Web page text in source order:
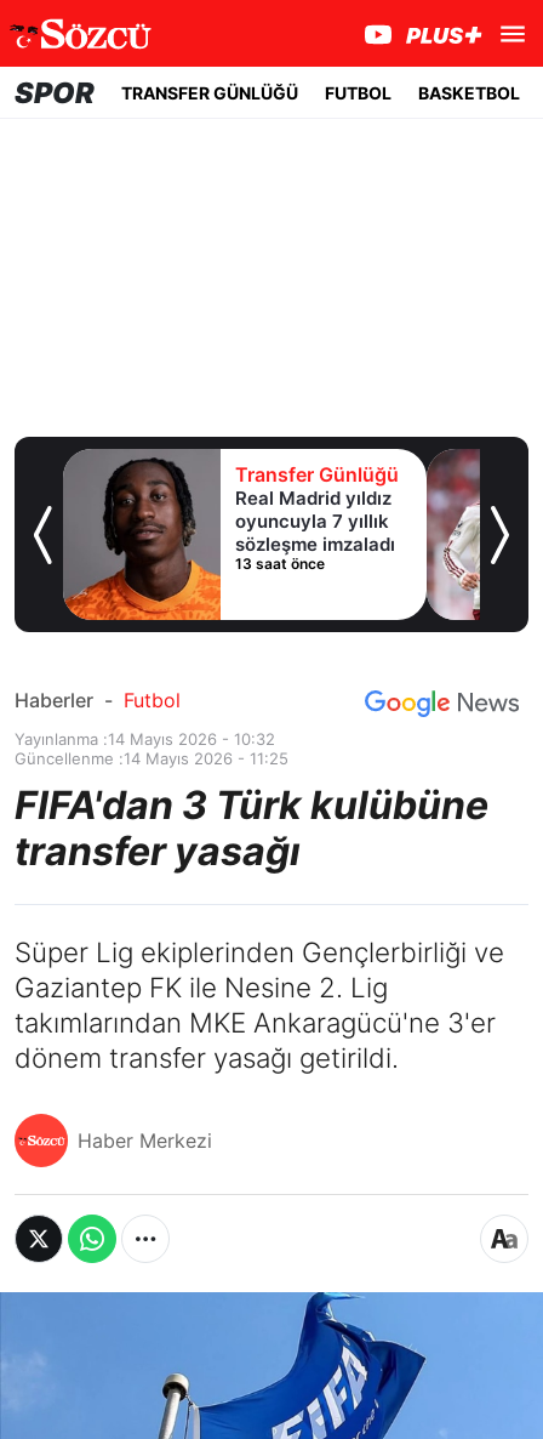
SPOR TRANSFER GÜNLÜĞÜ FUTBOL BASKETBOL
Günlüğü
7 yıllık
imzaladı
Transfer Günlüğü
Galatasaray
Leao'nun
alternatifini
Arsenal'de buldu
15 saat önce
Haberler - Futbol
Yayınlanma :14 Mayıs 2026 - 10:32
Güncellenme :14 Mayıs 2026 - 11:25
FIFA'dan 3 Türk kulübüne
transfer yasağı
Süper Lig ekiplerinden Gençlerbirliği ve
Gaziantep FK ile Nesine 2. Lig
takımlarından MKE Ankaragücü'ne 3'er
dönem transfer yasağı getirildi.
Haber Merkezi